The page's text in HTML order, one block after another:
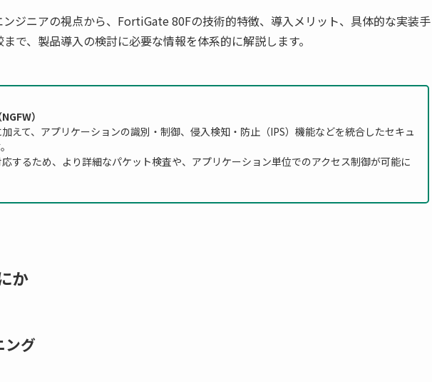
ジニアの視点から、FortiGate 80Fの技術的特徴、導入メリット、具体的な実装手
で、製品導入の検討に必要な情報を体系的に解説します。
）
えて、アプリケーションの識別・制御、侵入検知・防止（IPS）機能などを統合したセキュ
するため、より詳細なパケット検査や、アプリケーション単位でのアクセス制御が可能に
か
ング